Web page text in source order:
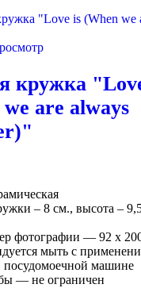
кружка
are always
– 8 см., высота –
фотографии ― 92 х
мыть с
посудомоечной машине
― не ограничен